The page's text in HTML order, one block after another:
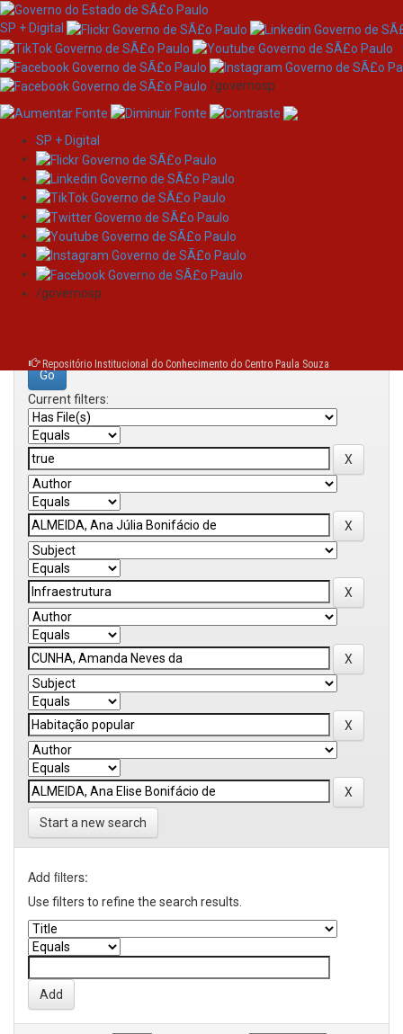
Skip
navigation
SP + Digital
/governosp
SP + Digital
/governosp
Repositório Institucional do Conhecimento do Centro Paula Souza
Search
Search:
Current filters:
Start a new search
Add filters:
Use filters to refine the search results.